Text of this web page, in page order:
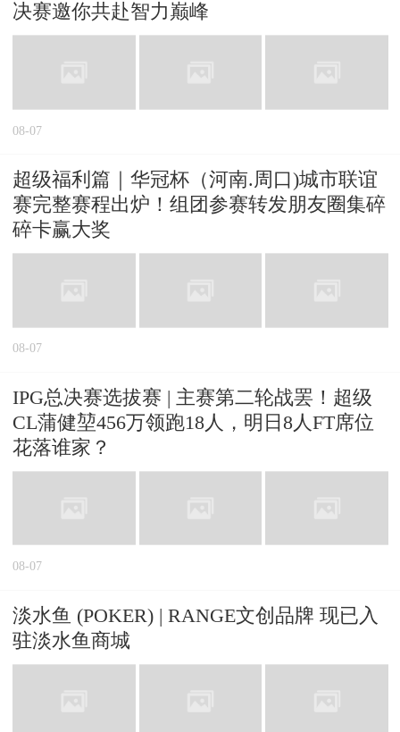
决赛邀你共赴智力巅峰
08-07
超级福利篇｜华冠杯（河南.周口)城市联谊
赛完整赛程出炉！组团参赛转发朋友圈集碎
碎卡赢大奖
08-07
IPG总决赛选拔赛 | 主赛第二轮战罢！超级
CL蒲健堃456万领跑18人，明日8人FT席位
花落谁家？
08-07
淡水鱼 (POKER) | RANGE文创品牌 现已入
驻淡水鱼商城